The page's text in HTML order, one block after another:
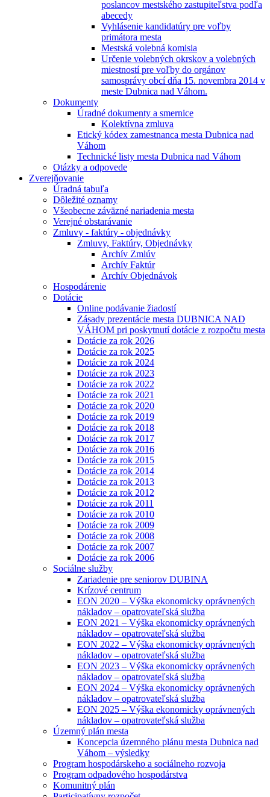
poslancov mestského zastupiteľstva podľa
abecedy
Vyhlásenie kandidatúry pre voľby
primátora mesta
Mestská volebná komisia
Určenie volebných okrskov a volebných
miestností pre voľby do orgánov
samosprávy obcí dňa 15. novembra 2014 v
meste Dubnica nad Váhom.
Dokumenty
Úradné dokumenty a smernice
Kolektívna zmluva
Etický kódex zamestnanca mesta Dubnica nad
Váhom
Technické listy mesta Dubnica nad Váhom
Otázky a odpovede
Zverejňovanie
Úradná tabuľa
Dôležité oznamy
Všeobecne záväzné nariadenia mesta
Verejné obstarávanie
Zmluvy - faktúry - objednávky
Zmluvy, Faktúry, Objednávky
Archív Zmlúv
Archív Faktúr
Archív Objednávok
Hospodárenie
Dotácie
Online podávanie žiadostí
Zásady prezentácie mesta DUBNICA NAD
VÁHOM pri poskytnutí dotácie z rozpočtu mesta
Dotácie za rok 2026
Dotácie za rok 2025
Dotácie za rok 2024
Dotácie za rok 2023
Dotácie za rok 2022
Dotácie za rok 2021
Dotácie za rok 2020
Dotácie za rok 2019
Dotácie za rok 2018
Dotácie za rok 2017
Dotácie za rok 2016
Dotácie za rok 2015
Dotácie za rok 2014
Dotácie za rok 2013
Dotácie za rok 2012
Dotácie za rok 2011
Dotácie za rok 2010
Dotácie za rok 2009
Dotácie za rok 2008
Dotácie za rok 2007
Dotácie za rok 2006
Sociálne služby
Zariadenie pre seniorov DUBINA
Krízové centrum
EON 2020 – Výška ekonomicky oprávnených
nákladov – opatrovateľská služba
EON 2021 – Výška ekonomicky oprávnených
nákladov – opatrovateľská služba
EON 2022 – Výška ekonomicky oprávnených
nákladov – opatrovateľská služba
EON 2023 – Výška ekonomicky oprávnených
nákladov – opatrovateľská služba
EON 2024 – Výška ekonomicky oprávnených
nákladov – opatrovateľská služba
EON 2025 – Výška ekonomicky oprávnených
nákladov – opatrovateľská služba
Územný plán mesta
Koncepcia územného plánu mesta Dubnica nad
Váhom – výsledky
Program hospodárskeho a sociálneho rozvoja
Program odpadového hospodárstva
Komunitný plán